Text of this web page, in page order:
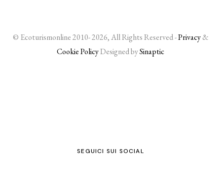
© Ecoturismonline 2010- 2026, All Rights Reserved -Privacy&
Cookie PolicyDesigned bySinaptic
SEGUICI SUI SOCIAL